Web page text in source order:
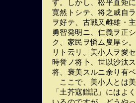
す。しかし、松平直矩
寛然トシテ、将之威自
ヲ好テ、古戦又雌雄・
勇智発明ニ、仁義ヲ正
ク、家民ヲ憐ム叟厚シ
リト云リ。美小人ヲ愛
時誉ノ将卜、世以沙汰
将、褒美スルニ余り有
ここで、美小人とは
「土芥寇讎記」にはよ